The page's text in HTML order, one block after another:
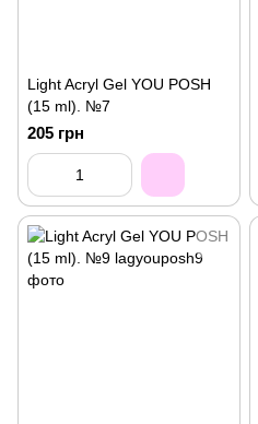
Light Acryl Gel YOU POSH
(15 ml). №7
205 грн